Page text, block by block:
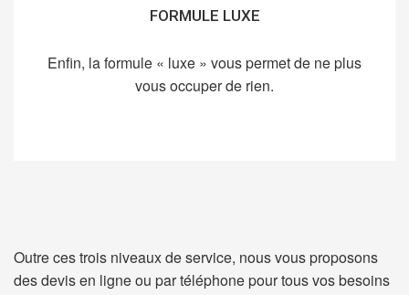
FORMULE LUXE
Enfin, la formule « luxe » vous permet de ne plus
vous occuper de rien.
Outre ces trois niveaux de service, nous vous proposons
des devis en ligne ou par téléphone pour tous vos besoins